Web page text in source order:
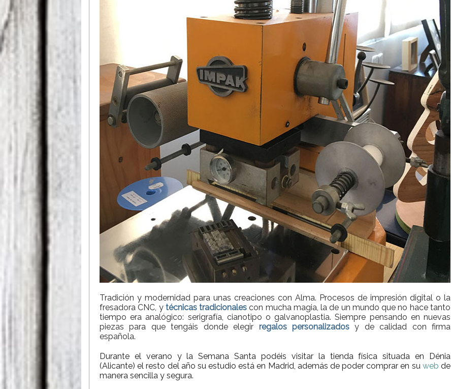
Tradición y modernidad para unas creaciones con Alma. Procesos de impresión digital o la
fresadora CNC, y técnicas tradicionales con mucha magia, la de un mundo que no hace tanto
tiempo era analógico: serigrafía, cianotipo o galvanoplastia. Siempre pensando en nuevas
piezas para que tengáis donde elegir regalos personalizadosy de calidad con firma
española.
Durante el verano y la Semana Santa podéis visitar la tienda física situada en Dénia
(Alicante) el resto del año su estudio está en Madrid, además de poder comprar en su web de
manera sencilla y segura.